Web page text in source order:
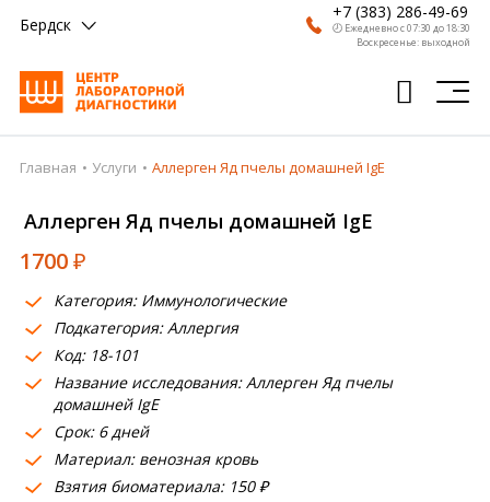
Бердск
+7 (383) 286-49-69
🕗 Ежедневно с 07:30 до 18:30
Воскресенье: выходной
Главная
Анализы
Врачи
Получить результат
Пациентам
О компании
Где сдать
Партнерам
Главная Услуги Аллерген Яд пчелы домашней IgE
Аллерген Яд пчелы домашней IgE
1700₽
Категория: Иммунологические
Подкатегория: Аллергия
Код: 18-101
Название исследования: Аллерген Яд пчелы
домашней IgE
Срок: 6 дней
Материал: венозная кровь
Взятия биоматериала: 150 ₽